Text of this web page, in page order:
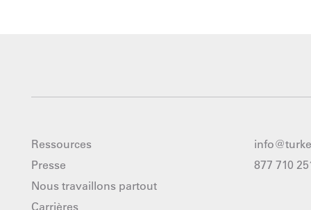
Ressources
Presse
Nous travaillons partout
Carrières
877 710